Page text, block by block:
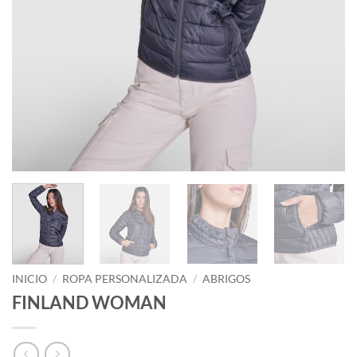
INICIO / ROPA PERSONALIZADA / ABRIGOS
FINLAND WOMAN